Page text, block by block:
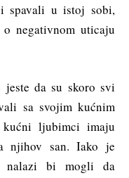
spavali u istoj sobi,
negativnom uticaju
da su skoro svi
sa svojim kućnim
ljubimci imaju
njihov san. Iako je
nalazi bi mogli da